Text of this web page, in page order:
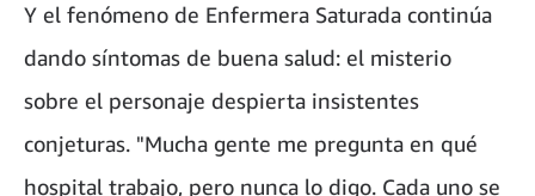
Y el fenómeno de Enfermera Saturada continúa
dando síntomas de buena salud: el misterio
sobre el personaje despierta insistentes
conjeturas. "Mucha gente me pregunta en qué
hospital trabajo, pero nunca lo digo. Cada uno se